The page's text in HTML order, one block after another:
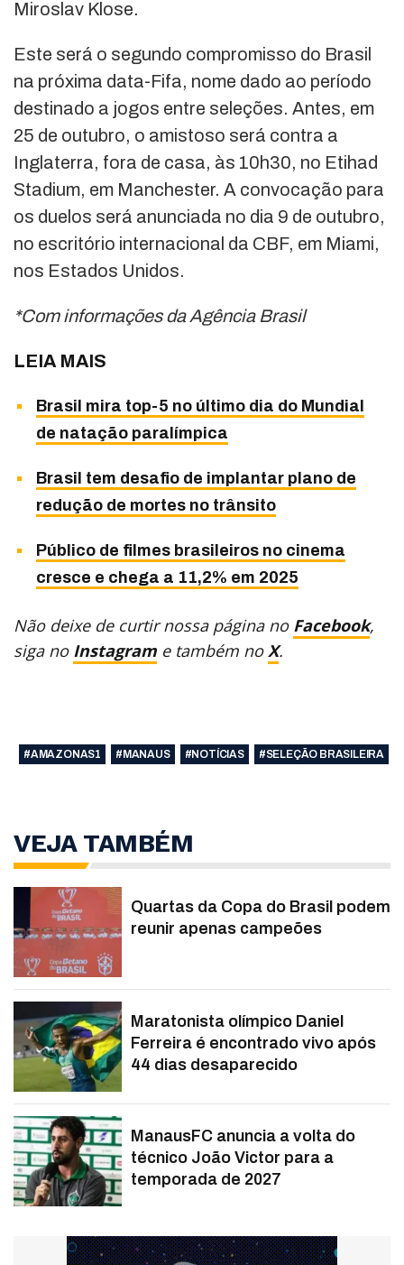
Miroslav Klose.
Este será o segundo compromisso do Brasil
na próxima data-Fifa, nome dado ao período
destinado a jogos entre seleções. Antes, em
25 de outubro, o amistoso será contra a
Inglaterra, fora de casa, às 10h30, no Etihad
Stadium, em Manchester. A convocação para
os duelos será anunciada no dia 9 de outubro,
no escritório internacional da CBF, em Miami,
nos Estados Unidos.
*Com informações da Agência Brasil
LEIA MAIS
Brasil mira top-5 no último dia do Mundial
de natação paralímpica
Brasil tem desafio de implantar plano de
redução de mortes no trânsito
Público de filmes brasileiros no cinema
cresce e chega a 11,2% em 2025
Não deixe de curtir nossa página no Facebook,
siga no Instagram e também noX.
#AMAZONAS1 #MANAUS #NOTÍCIAS #SELEÇÃO BRASILEIRA
VEJA TAMBÉM
Quartas da Copa do Brasil podem
reunir apenas campeões
Maratonista olímpico Daniel
Ferreira é encontrado vivo após
44 dias desaparecido
ManausFC anuncia a volta do
técnico João Victor para a
temporada de 2027